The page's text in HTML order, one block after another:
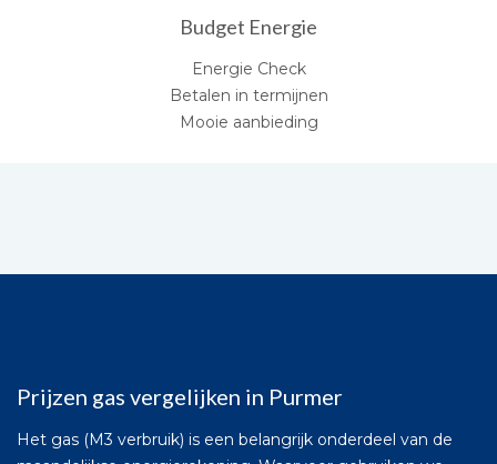
Budget Energie
Energie Check
Betalen in termijnen
Mooie aanbieding
Prijzen gas vergelijken in Purmer
Het gas (M3 verbruik) is een belangrijk onderdeel van de